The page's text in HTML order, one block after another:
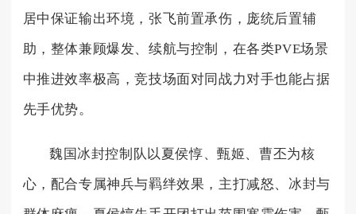
居中保证输出环境，张飞前置承伤，庞统后置辅
助，整体兼顾爆发、续航与控制，在各类PVE场景
中推进效率极高，竞技场面对同战力对手也能占据
先手优势。
魏国冰封控制队以夏侯惇、甄姬、曹丕为核
心，配合专属神兵与羁绊效果，主打减怒、冰封与